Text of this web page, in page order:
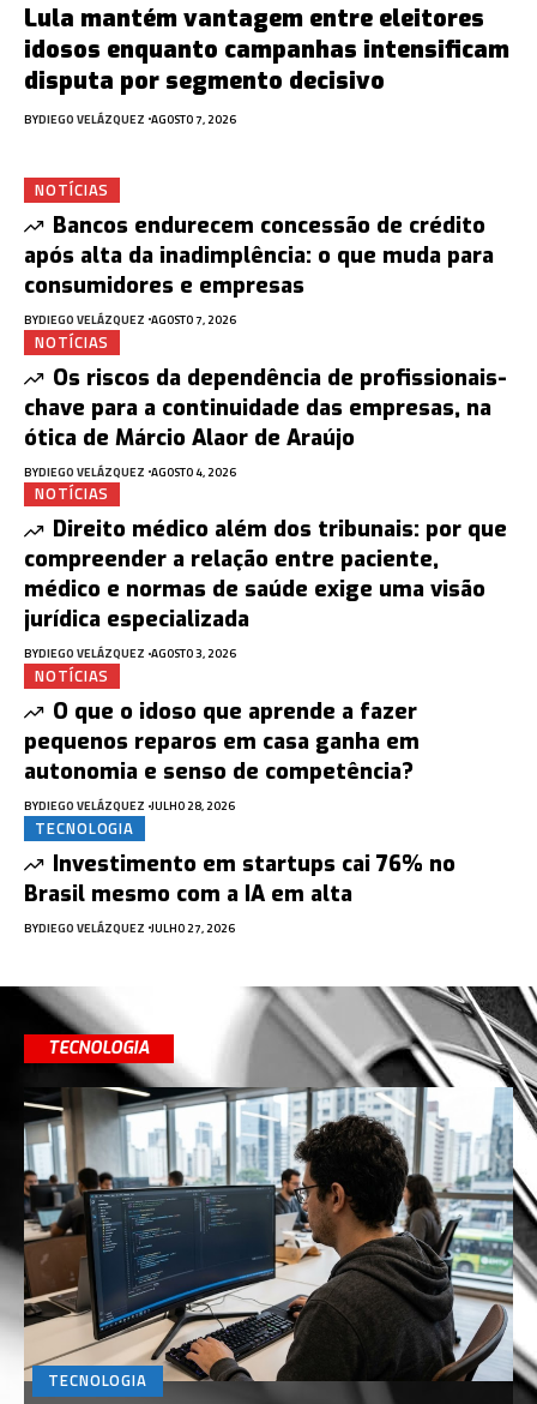
Lula mantém vantagem entre eleitores
idosos enquanto campanhas intensificam
disputa por segmento decisivo
BYDIEGO VELÁZQUEZ AGOSTO 7, 2026
NOTÍCIAS
Bancos endurecem concessão de crédito
após alta da inadimplência: o que muda para
consumidores e empresas
BYDIEGO VELÁZQUEZ AGOSTO 7, 2026
NOTÍCIAS
Os riscos da dependência de profissionais-
chave para a continuidade das empresas, na
ótica de Márcio Alaor de Araújo
BYDIEGO VELÁZQUEZ AGOSTO 4, 2026
NOTÍCIAS
Direito médico além dos tribunais: por que
compreender a relação entre paciente,
médico e normas de saúde exige uma visão
jurídica especializada
BYDIEGO VELÁZQUEZ AGOSTO 3, 2026
NOTÍCIAS
O que o idoso que aprende a fazer
pequenos reparos em casa ganha em
autonomia e senso de competência?
BYDIEGO VELÁZQUEZ JULHO 28, 2026
TECNOLOGIA
Investimento em startups cai 76% no
Brasil mesmo com a IA em alta
BYDIEGO VELÁZQUEZ JULHO 27, 2026
TECNOLOGIA
TECNOLOGIA